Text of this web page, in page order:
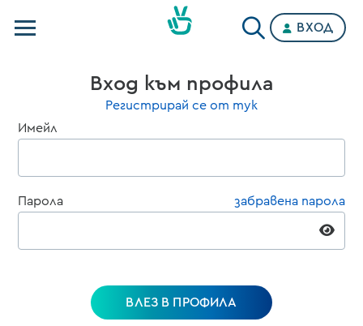
Категории
ВХОД
Вход към профила
Регистрирай се от тук
Имейл
Парола забравена парола
ВЛЕЗ В ПРОФИЛА